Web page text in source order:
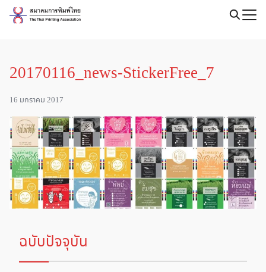
Skip
20170116_news-StickerFree_7
16 มกราคม 2017
ฉบับปัจจุบัน